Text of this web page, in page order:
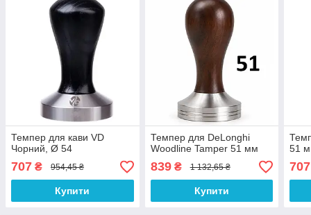
Темпер для кави VD
Чорний, Ø 54
707 ₴ 954,45 ₴
Купити
Темпер для DeLonghi
Woodline Tamper 51 мм
839₴ 1 132,65 ₴
Купити
51
707